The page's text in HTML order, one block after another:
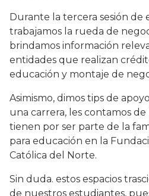
Durante la tercera sesión de
trabajamos la rueda de
brindamos información
entidades que realizan
educación y montaje de
Asimismo, dimos tips de
una carrera, les contamos
tienen por ser parte de la
para educación en la
Católica del Norte.
Sin duda. estos espacios
de nuestros estudiantes,